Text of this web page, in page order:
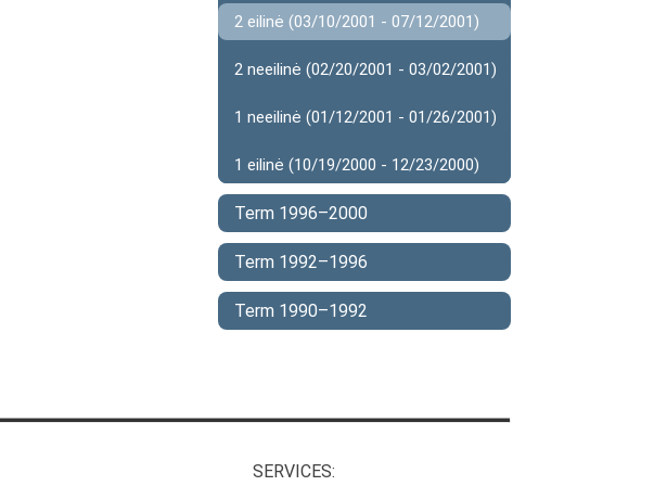
2 eilinė (03/10/2001 - 07/12/2001)
2 neeilinė (02/20/2001 - 03/02/2001)
1 neeilinė (01/12/2001 - 01/26/2001)
1 eilinė (10/19/2000 - 12/23/2000)
Term 1996–2000
Term 1992–1996
Term 1990–1992
SERVICES: